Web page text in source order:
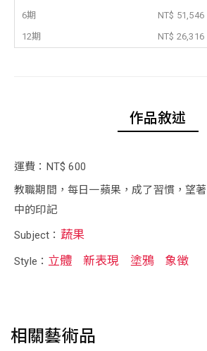
6期
NT$ 51,546
12期
NT$ 26,316
作品敘述
運費：NT$ 600
教職期間，每日一蘋果，成了習慣，望
中的印記
Subject： 蔬果
Style： 立體 新表現 塗鴉 象徵
相關藝術品